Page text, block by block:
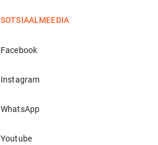
SOTSIAALMEEDIA
Facebook
Instagram
WhatsApp
Youtube